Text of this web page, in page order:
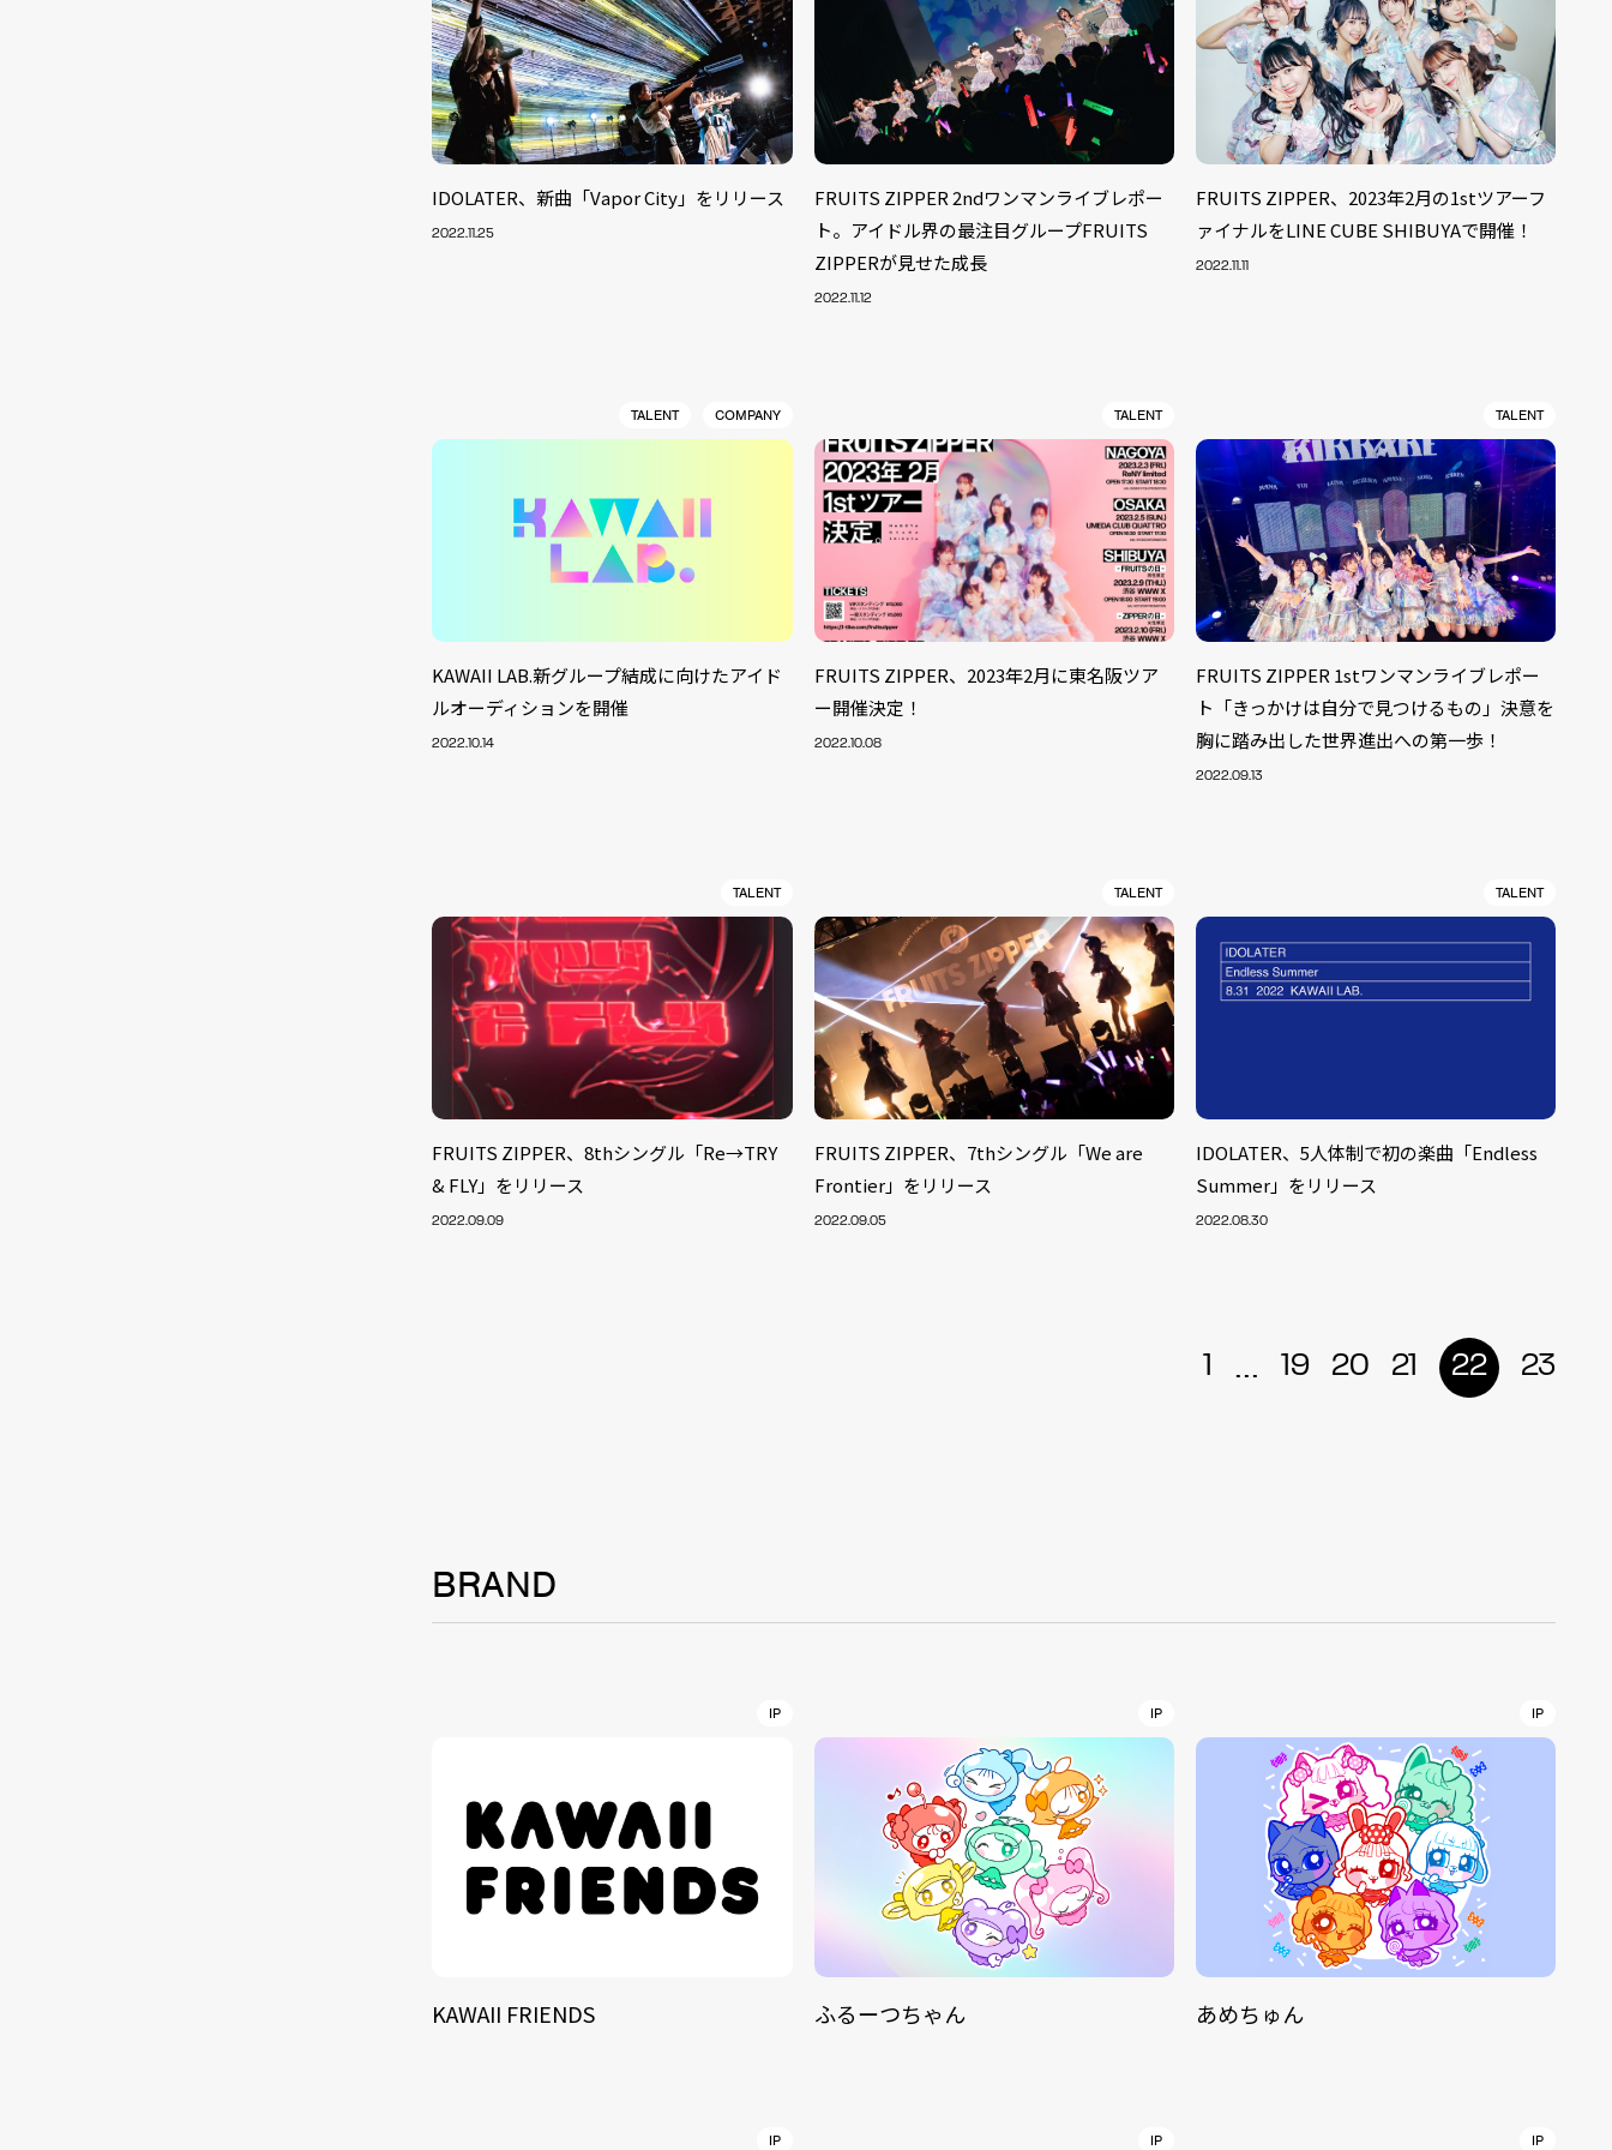
IDOLATER、新曲「Vapor City」をリリース
2022.11.25
FRUITS ZIPPER 2ndワンマンライブレポー
ト。アイドル界の最注目グループFRUITS
ZIPPERが見せた成長
2022.11.12
FRUITS ZIPPER、2023年2月の1stツアーフ
ァイナルをLINE CUBE SHIBUYAで開催！
2022.11.11
TALENT COMPANY
KAWAII LAB.新グループ結成に向けたアイド
ルオーディションを開催
2022.10.14
TALENT
FRUITS ZIPPER、2023年2月に東名阪ツア
ー開催決定！
2022.10.08
TALENT
FRUITS ZIPPER 1stワンマンライブレポー
ト「きっかけは自分で見つけるもの」決意を
胸に踏み出した世界進出への第一歩！
2022.09.13
TALENT
FRUITS ZIPPER、8thシングル「Re→TRY
& FLY」をリリース
2022.09.09
TALENT
FRUITS ZIPPER、7thシングル「We are
Frontier」をリリース
2022.09.05
TALENT
IDOLATER、5人体制で初の楽曲「Endless
Summer」をリリース
2022.08.30
1 ... 19 20 21 22 23
BRAND
IP
KAWAII FRIENDS
IP
ふるーつちゃん
IP
あめちゅん
IP IP IP
NEWS
SOLUTION
BRAND
CONTACT